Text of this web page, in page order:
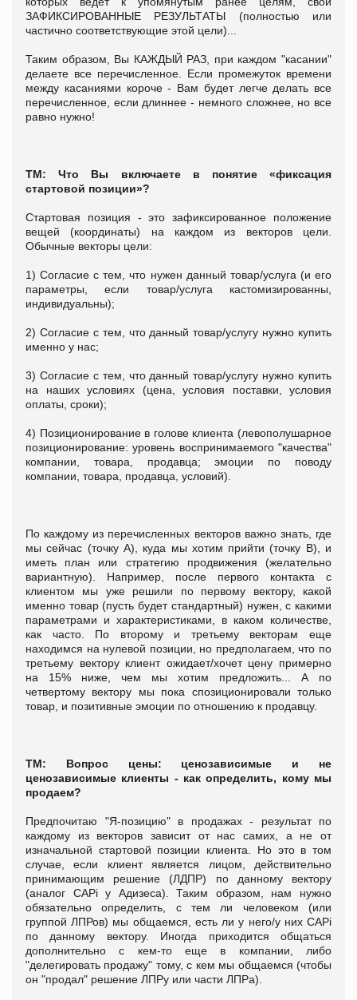
ЗАФИКСИРОВАННЫЕ РЕЗУЛЬТАТЫ (полностью или
частично соответствующие этой цели)...
Таким образом, Вы КАЖДЫЙ РАЗ, при каждом "касании"
делаете все перечисленное. Если промежуток времени
между касаниями короче - Вам будет легче делать все
перечисленное, если длиннее - немного сложнее, но все
равно нужно!
ТМ: Что Вы включаете в понятие «фиксация
стартовой позиции»?
Стартовая позиция - это зафиксированное положение
вещей (координаты) на каждом из векторов цели.
Обычные векторы цели:
1) Согласие с тем, что нужен данный товар/услуга (и его
параметры, если товар/услуга кастомизированны,
индивидуальны);
2) Согласие с тем, что данный товар/услугу нужно купить
именно у нас;
3) Согласие с тем, что данный товар/услугу нужно купить
на наших условиях (цена, условия поставки, условия
оплаты, сроки);
4) Позиционирование в голове клиента (левополушарное
позиционирование: уровень воспринимаемого "качества"
компании, товара, продавца; эмоции по поводу
компании, товара, продавца, условий).
По каждому из перечисленных векторов важно знать, где
мы сейчас (точку А), куда мы хотим прийти (точку В), и
иметь план или стратегию продвижения (желательно
вариантную). Например, после первого контакта с
клиентом мы уже решили по первому вектору, какой
именно товар (пусть будет стандартный) нужен, с какими
параметрами и характеристиками, в каком количестве,
как часто. По второму и третьему векторам еще
находимся на нулевой позиции, но предполагаем, что по
третьему вектору клиент ожидает/хочет цену примерно
на 15% ниже, чем мы хотим предложить... А по
четвертому вектору мы пока спозиционировали только
товар, и позитивные эмоции по отношению к продавцу.
ТМ: Вопрос цены: ценозависимые и не
ценозависимые клиенты - как определить, кому мы
продаем?
Предпочитаю "Я-позицию" в продажах - результат по
каждому из векторов зависит от нас самих, а не от
изначальной стартовой позиции клиента. Но это в том
случае, если клиент является лицом, действительно
принимающим решение (ЛДПР) по данному вектору
(аналог CAPi у Адизеса). Таким образом, нам нужно
обязательно определить, с тем ли человеком (или
группой ЛПРов) мы общаемся, есть ли у него/у них CAPi
по данному вектору. Иногда приходится общаться
дополнительно с кем-то еще в компании, либо
"делегировать продажу" тому, с кем мы общаемся (чтобы
он "продал" решение ЛПРу или части ЛПРа).